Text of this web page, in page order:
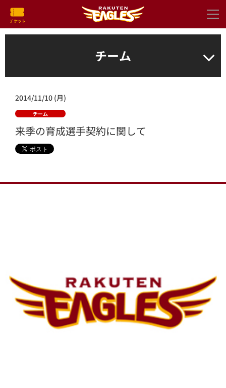
チーム
2014/11/10 (月)
チーム
来季の育成選手契約に関して